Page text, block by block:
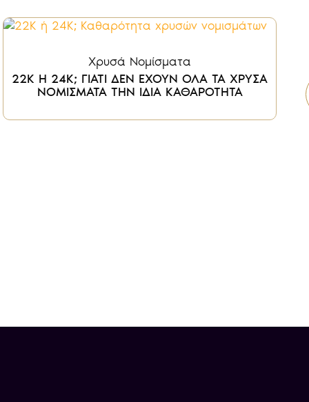
Χρυσά Νομίσματα
22K Η 24K; ΓΙΑΤΙ ΔΕΝ ΕΧΟΥΝ ΟΛΑ ΤΑ ΧΡΥΣΑ
ΝΟΜΙΣΜΑΤΑ ΤΗΝ ΙΔΙΑ ΚΑΘΑΡΟΤΗΤΑ